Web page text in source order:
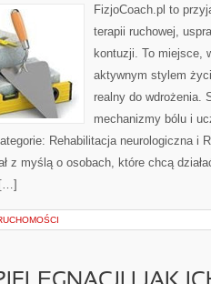
FizjoCoach.pl to
terapii ruchowej,
kontuzji. To miejsce,
aktywnym stylem
realny do wdrożenia.
mechanizmy bólu i
Rehabilitacja neurologiczna i
z myślą o osobach, które chcą